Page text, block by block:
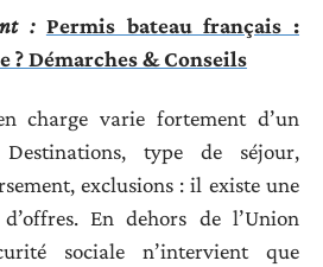
: Permis bateau français :
Démarches & Conseils
charge varie fortement d’un
type de séjour,
exclusions : il existe une
En dehors de l’Union
sociale n’intervient que